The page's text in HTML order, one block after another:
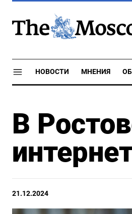
НОВОСТИ МНЕНИЯ
В
21.12.2024